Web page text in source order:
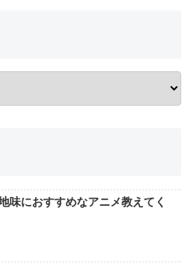
地味におすすめなアニメ教えてく